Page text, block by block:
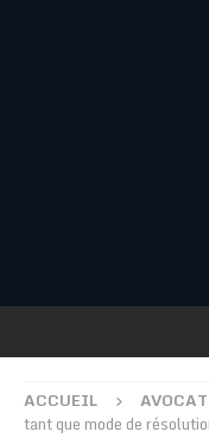
ACCUEIL AVOCAT
tant que mode de